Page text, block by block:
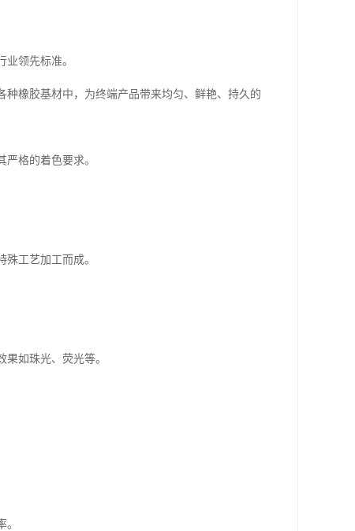
领先标准。
橡胶基材中，为终端产品带来均匀、鲜艳、持久的
格的着色要求。
工艺加工而成。
如珠光、荧光等。